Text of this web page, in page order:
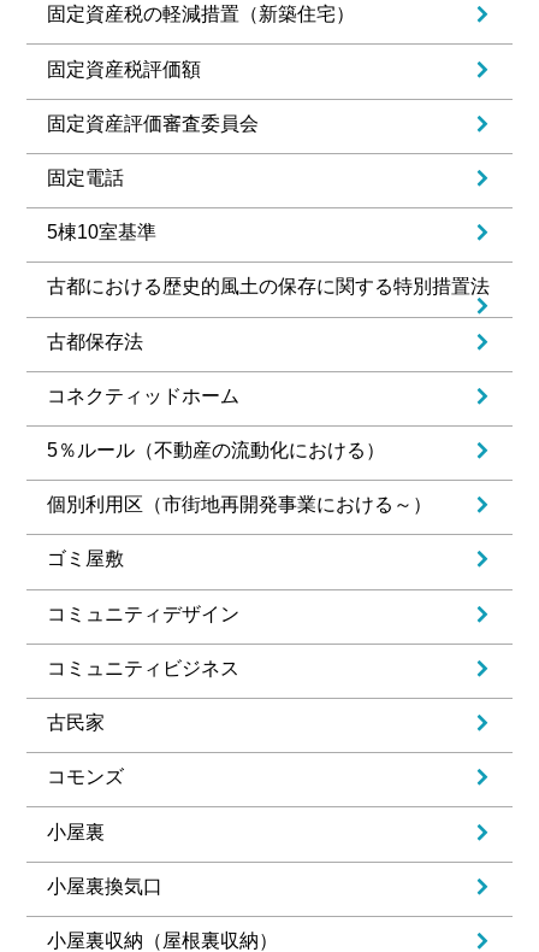
固定資産税の軽減措置（新築住宅）
固定資産税評価額
固定資産評価審査委員会
固定電話
5棟10室基準
古都における歴史的風土の保存に関する特別措置法
古都保存法
コネクティッドホーム
5％ルール（不動産の流動化における）
個別利用区（市街地再開発事業における～）
ゴミ屋敷
コミュニティデザイン
コミュニティビジネス
古民家
コモンズ
小屋裏
小屋裏換気口
小屋裏収納（屋根裏収納）